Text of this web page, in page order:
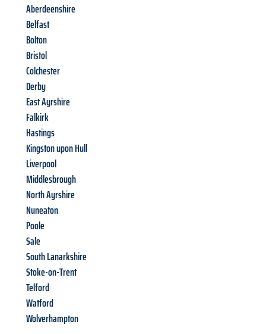
Aberdeenshire
Belfast
Bolton
Bristol
Colchester
Derby
East Ayrshire
Falkirk
Hastings
Kingston upon Hull
Liverpool
Middlesbrough
North Ayrshire
Nuneaton
Poole
Sale
South Lanarkshire
Stoke-on-Trent
Telford
Watford
Wolverhampton